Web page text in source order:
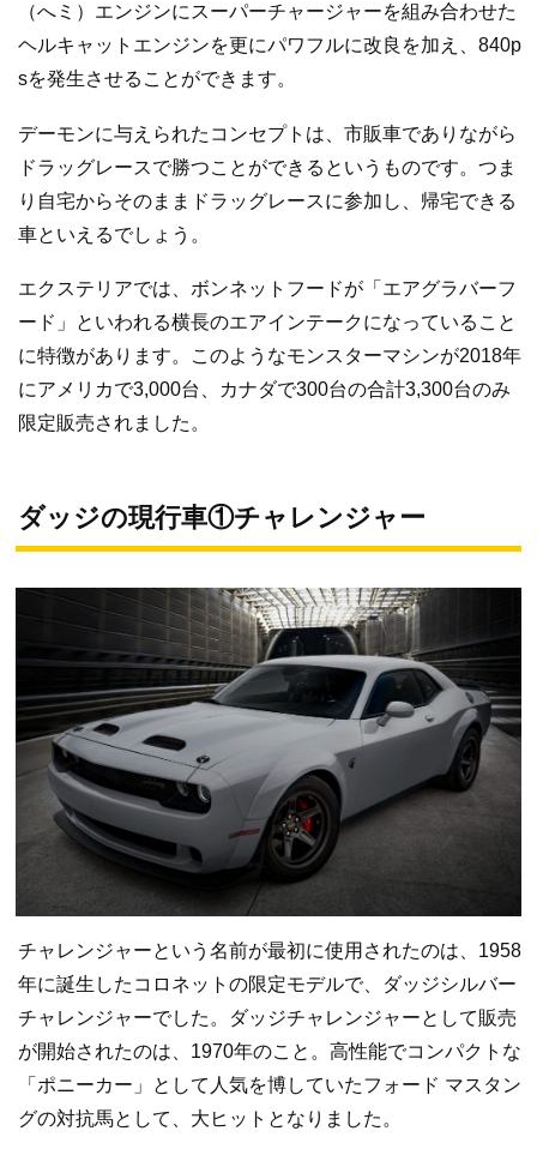
（へミ）エンジンにスーパーチャージャーを組み合わせた
ヘルキャットエンジンを更にパワフルに改良を加え、840p
sを発生させることができます。
デーモンに与えられたコンセプトは、市販車でありながら
ドラッグレースで勝つことができるというものです。つま
り自宅からそのままドラッグレースに参加し、帰宅できる
車といえるでしょう。
エクステリアでは、ボンネットフードが「エアグラバーフ
ード」といわれる横長のエアインテークになっていること
に特徴があります。このようなモンスターマシンが2018年
にアメリカで3,000台、カナダで300台の合計3,300台のみ
限定販売されました。
ダッジの現行車①チャレンジャー
チャレンジャーという名前が最初に使用されたのは、1958
年に誕生したコロネットの限定モデルで、ダッジシルバー
チャレンジャーでした。ダッジチャレンジャーとして販売
が開始されたのは、1970年のこと。高性能でコンパクトな
「ポニーカー」として人気を博していたフォード マスタン
グの対抗馬として、大ヒットとなりました。